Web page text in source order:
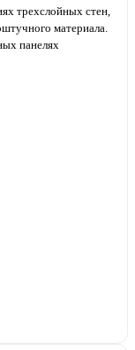
трехслойных стен,
материала.
панелях